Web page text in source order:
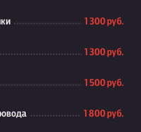
1 300 руб.
1 300 руб.
1 500 руб.
1 800 руб.